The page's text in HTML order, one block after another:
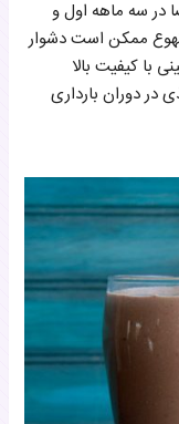
در سه ماهه اول و
ممکن است دشوار
با کیفیت بالا
در دوران بارداری